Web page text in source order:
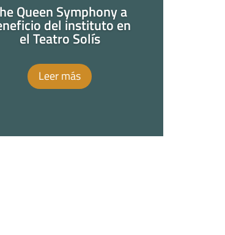
Queen Symphony a
del instituto en
el Teatro Solís
Leer más